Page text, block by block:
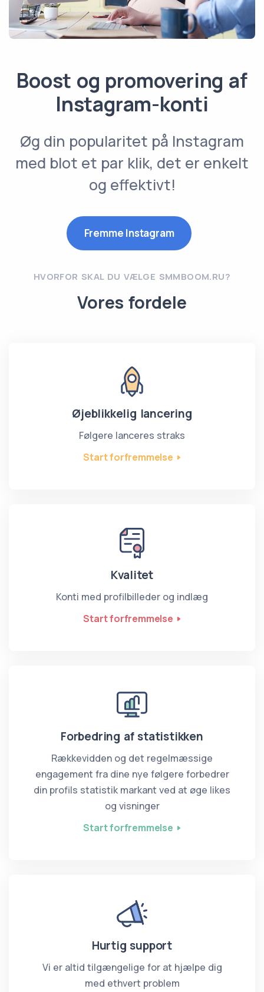
Boost og promovering af
Instagram-konti
Øg din popularitet på Instagram
med blot et par klik, det er enkelt
og effektivt!
Fremme Instagram
HVORFOR SKAL DU VÆLGE SMMBOOM.RU?
Vores fordele
Øjeblikkelig lancering
Følgere lanceres straks
Start forfremmelse
Kvalitet
Konti med profilbilleder og indlæg
Start forfremmelse
Forbedring af statistikken
Rækkevidden og det regelmæssige
engagement fra dine nye følgere forbedrer
din profils statistik markant ved at øge likes
og visninger
Start forfremmelse
Hurtig support
Vi er altid tilgængelige for at hjælpe dig
med ethvert problem